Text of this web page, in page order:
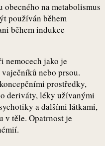
na metabolismus
používán během
během indukce
nemocech jako je
nebo prsou.
prostředky,
deriváty, léky užívanými
a dalšími látkami,
v těle. Opatrnost je